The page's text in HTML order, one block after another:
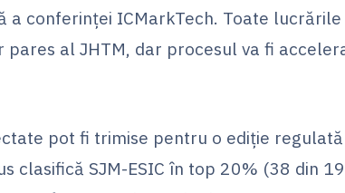
a conferinței ICMarkTech. Toate
al JHTM, dar procesul va fi
pot fi trimise pentru o ediție
clasifică SJM-ESIC în top 20% (38 din